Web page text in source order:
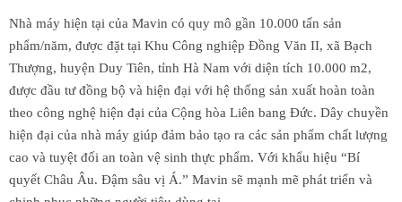
Nhà máy hiện tại của Mavin có quy mô gần 10.000 tấn sản
phẩm/năm, được đặt tại Khu Công nghiệp Đồng Văn II, xã Bạch
Thượng, huyện Duy Tiên, tỉnh Hà Nam với diện tích 10.000 m2,
được đầu tư đồng bộ và hiện đại với hệ thống sản xuất hoàn toàn
theo công nghệ hiện đại của Cộng hòa Liên bang Đức. Dây chuyền
hiện đại của nhà máy giúp đảm bảo tạo ra các sản phẩm chất lượng
cao và tuyệt đối an toàn vệ sinh thực phẩm. Với khẩu hiệu “Bí
quyết Châu Âu. Đậm sâu vị Á.” Mavin sẽ mạnh mẽ phát triển và